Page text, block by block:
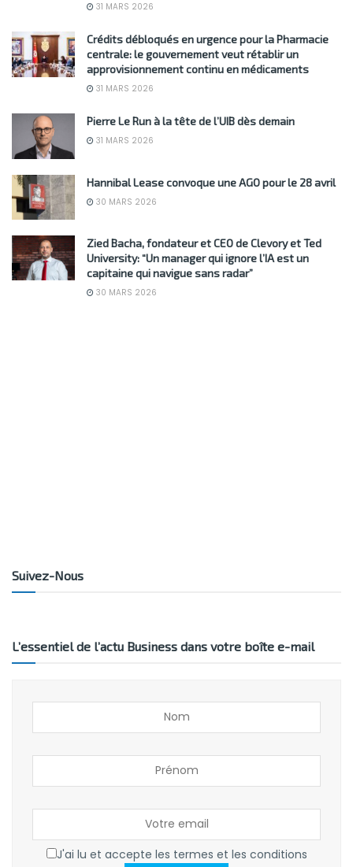
31 MARS 2026
Crédits débloqués en urgence pour la Pharmacie
centrale: le gouvernement veut rétablir un
approvisionnement continu en médicaments
31 MARS 2026
Pierre Le Run à la tête de l’UIB dès demain
31 MARS 2026
Hannibal Lease convoque une AGO pour le 28 avril
30 MARS 2026
Zied Bacha, fondateur et CEO de Clevory et Ted
University: “Un manager qui ignore l’IA est un
capitaine qui navigue sans radar”
30 MARS 2026
Suivez-Nous
L’essentiel de l’actu Business dans votre boîte e-mail
J'ai lu et accepte les termes et les conditions